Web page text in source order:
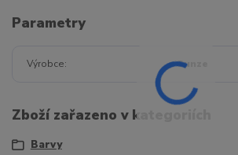
Parametry
Výrobce Gunze
Zboží zařazeno v kategoriích
Barvy